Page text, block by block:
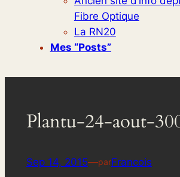
Fibre Optique
La RN20
Mes “posts”
Plantu-24-aout-
Sep 14, 2015—parFrancois